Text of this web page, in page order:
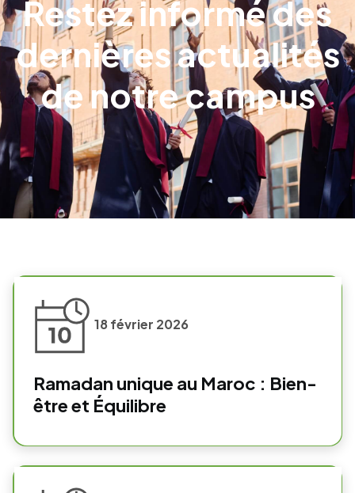
Restez informé des
dernières actualités
de notre campus
18 février 2026
Ramadan unique au Maroc : Bien-
être et Équilibre